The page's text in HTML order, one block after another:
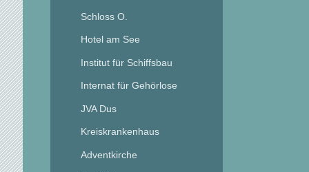
Schloss O.
Hotel am See
Institut für Schiffsbau
Internat für Gehörlose
JVA Dus
Kreiskrankenhaus
Adventkirche